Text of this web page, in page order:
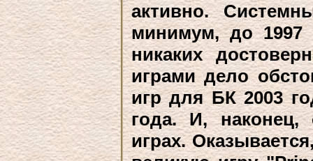
активно.
минимум, до 1997
никаких
играми дело
игр для БК 2003
года. И,
играх.